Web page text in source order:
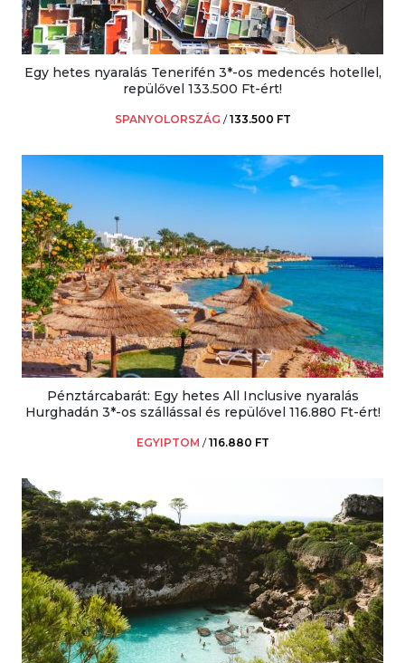
Egy hetes nyaralás Tenerifén 3*-os medencés hotellel,
repülővel 133.500 Ft-ért!
SPANYOLORSZÁG /133.500 FT
Pénztárcabarát: Egy hetes All Inclusive nyaralás
Hurghadán 3*-os szállással és repülővel 116.880 Ft-ért!
EGYIPTOM /116.880 FT